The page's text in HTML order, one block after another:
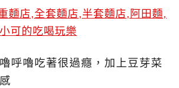
呼嚕吃著很過癮，加上豆芽菜